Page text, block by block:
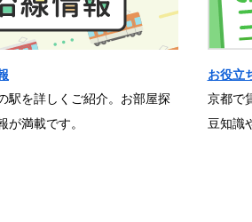
駅を詳しくご紹介。お部屋探
が満載です。
お役立
京都で
豆知識